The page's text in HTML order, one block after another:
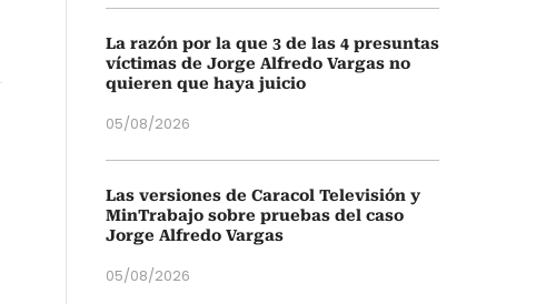
La razón por la que 3 de las 4 presuntas
víctimas de Jorge Alfredo Vargas no
quieren que haya juicio
05/08/2026
Las versiones de Caracol Televisión y
MinTrabajo sobre pruebas del caso
Jorge Alfredo Vargas
05/08/2026